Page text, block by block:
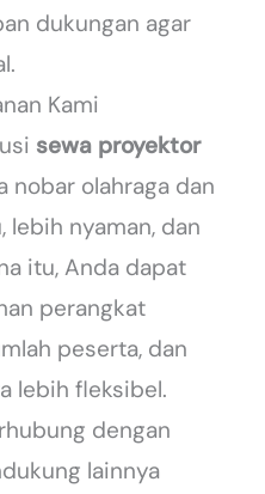
dukungan agar
Kami
sewa proyektor
nobar olahraga dan
lebih nyaman, dan
itu, Anda dapat
perangkat
peserta, dan
lebih fleksibel.
dengan
lainnya